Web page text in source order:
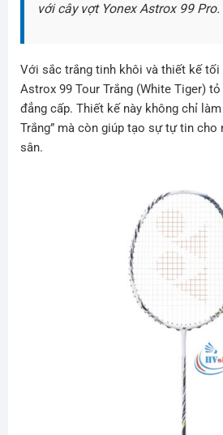
với cây vợt Yonex Astrox 99 Pro.
Với sắc trắng tinh khôi và thiết kế tối
Astrox 99 Tour Trắng (White Tiger)
đẳng cấp. Thiết kế này không chỉ
Trắng” mà còn giúp tạo sự tự tin cho
sân.